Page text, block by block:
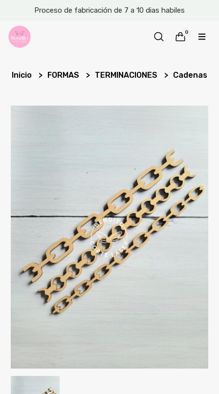
Proceso de fabricación de 7 a 10 dias habiles
0
Inicio FORMAS TERMINACIONES Cadenas